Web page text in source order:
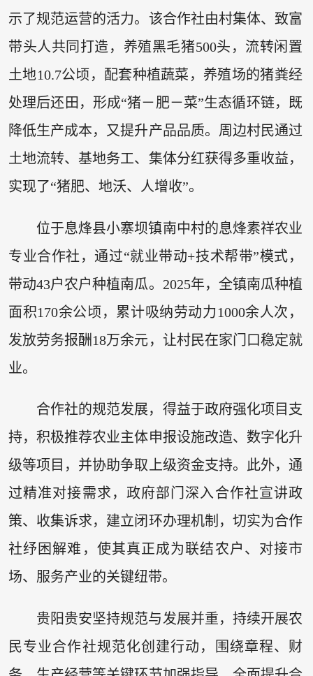
示了规范运营的活力。该合作社由村集体、致富
带头人共同打造，养殖黑毛猪500头，流转闲置
土地10.7公顷，配套种植蔬菜，养殖场的猪粪经
处理后还田，形成“猪－肥－菜”生态循环链，既
降低生产成本，又提升产品品质。周边村民通过
土地流转、基地务工、集体分红获得多重收益，
实现了“猪肥、地沃、人增收”。
位于息烽县小寨坝镇南中村的息烽素祥农业
专业合作社，通过“就业带动+技术帮带”模式，
带动43户农户种植南瓜。2025年，全镇南瓜种植
面积170余公顷，累计吸纳劳动力1000余人次，
发放劳务报酬18万余元，让村民在家门口稳定就
业。
合作社的规范发展，得益于政府强化项目支
持，积极推荐农业主体申报设施改造、数字化升
级等项目，并协助争取上级资金支持。此外，通
过精准对接需求，政府部门深入合作社宣讲政
策、收集诉求，建立闭环办理机制，切实为合作
社纾困解难，使其真正成为联结农户、对接市
场、服务产业的关键纽带。
贵阳贵安坚持规范与发展并重，持续开展农
民专业合作社规范化创建行动，围绕章程、财